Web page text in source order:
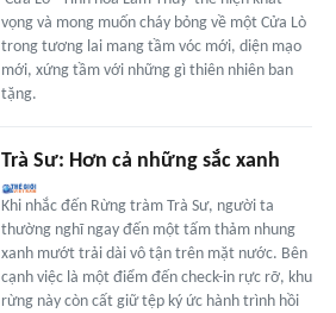
vọng và mong muốn cháy bỏng về một Cửa Lò
trong tương lai mang tầm vóc mới, diện mạo
mới, xứng tầm với những gì thiên nhiên ban
tặng.
Trà Sư: Hơn cả những sắc xanh
Khi nhắc đến Rừng tràm Trà Sư, người ta
thường nghĩ ngay đến một tấm thảm nhung
xanh mướt trải dài vô tận trên mặt nước. Bên
cạnh việc là một điểm đến check-in rực rỡ, khu
rừng này còn cất giữ tệp ký ức hành trình hồi